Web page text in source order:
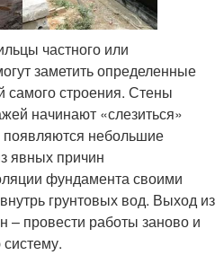
частного или
заметить определенные
самого строения. Стены
начинают «слезиться»
появляются небольшие
явных причин
фундамента своими
грунтовых вод. Выход из
– провести работы заново и